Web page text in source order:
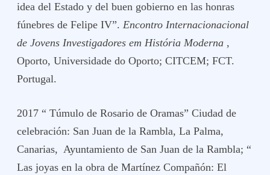
idea del Estado y del buen gobierno en las honras
fúnebres de Felipe IV”.Encontro Internacionacional
de Jovens Investigadores em História Moderna ,
Oporto, Universidade do Oporto; CITCEM; FCT.
Portugal.
2017 “ Túmulo de Rosario de Oramas” Ciudad de
celebración: San Juan de la Rambla, La Palma,
Canarias, Ayuntamiento de San Juan de la Rambla; “
Las joyas en la obra de Martínez Compañón: El